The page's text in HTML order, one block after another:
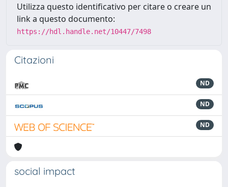
Utilizza questo identificativo per citare o creare un
link a questo documento:
https://hdl.handle.net/10447/7498
Citazioni
ND
ND
ND
social impact